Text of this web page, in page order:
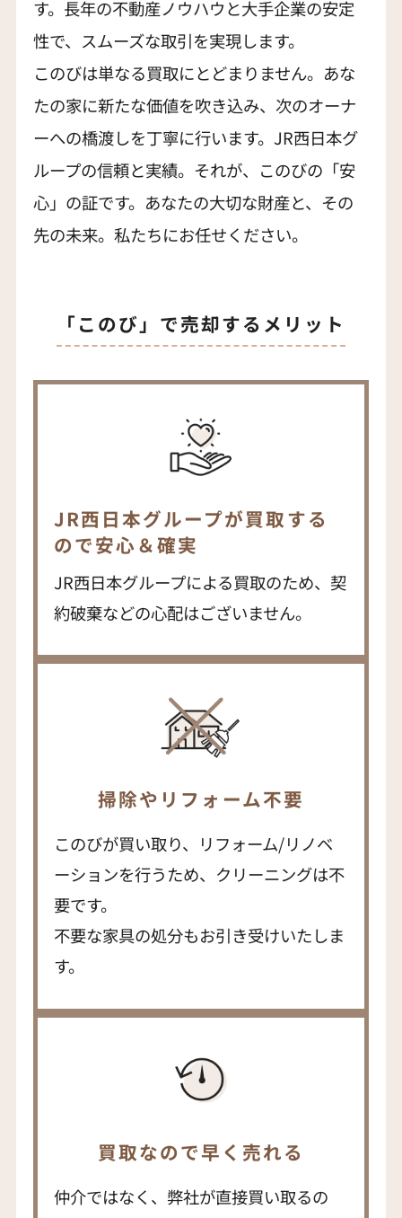
す。長年の不動産ノウハウと大手企業の安定
性で、スムーズな取引を実現します。
このびは単なる買取にとどまりません。あな
たの家に新たな価値を吹き込み、次のオーナ
ーへの橋渡しを丁寧に行います。JR西日本グ
ループの信頼と実績。それが、このびの「安
心」の証です。あなたの大切な財産と、その
先の未来。私たちにお任せください。
「このび」で売却するメリット
JR西日本グループが買取する
ので安心＆確実
JR西日本グループによる買取のため、契
約破棄などの心配はございません。
掃除やリフォーム不要
このびが買い取り、リフォーム/リノベ
ーションを行うため、クリーニングは不
要です。
不要な家具の処分もお引き受けいたしま
す。
買取なので早く売れる
仲介ではなく、弊社が直接買い取るの